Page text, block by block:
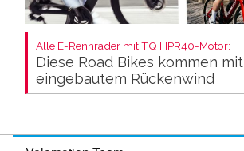
Alle E-Rennräder mit TQ HPR40-Motor:
Diese Road Bikes kommen mit
eingebautem Rückenwind